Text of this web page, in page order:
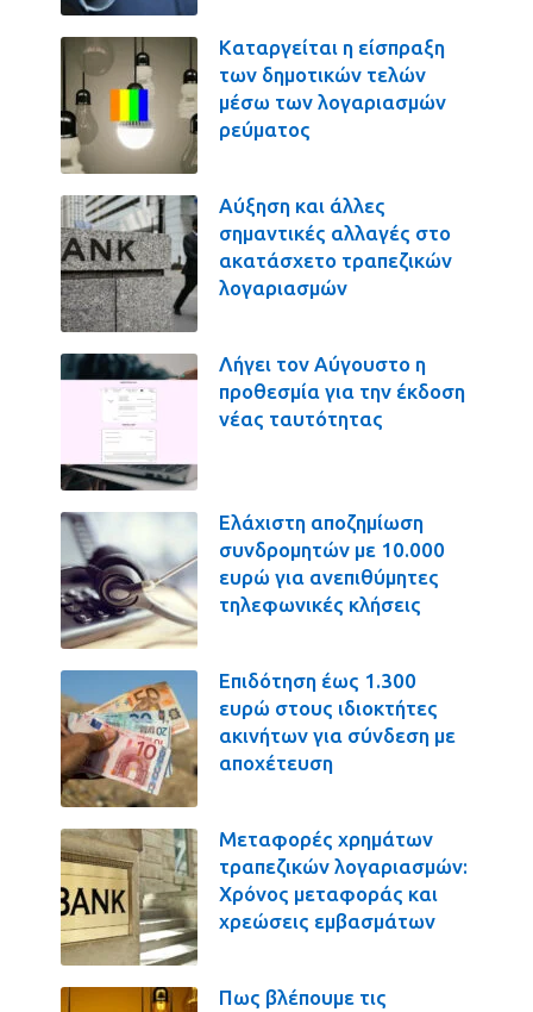
Καταργείται η είσπραξη
των δημοτικών τελών
μέσω των λογαριασμών
ρεύματος
Αύξηση και άλλες
σημαντικές αλλαγές στο
ακατάσχετο τραπεζικών
λογαριασμών
Λήγει τον Αύγουστο η
προθεσμία για την έκδοση
νέας ταυτότητας
Ελάχιστη αποζημίωση
συνδρομητών με 10.000
ευρώ για ανεπιθύμητες
τηλεφωνικές κλήσεις
Επιδότηση έως 1.300
ευρώ στους ιδιοκτήτες
ακινήτων για σύνδεση με
αποχέτευση
Μεταφορές χρημάτων
τραπεζικών λογαριασμών:
Χρόνος μεταφοράς και
χρεώσεις εμβασμάτων
Πως βλέπουμε τις